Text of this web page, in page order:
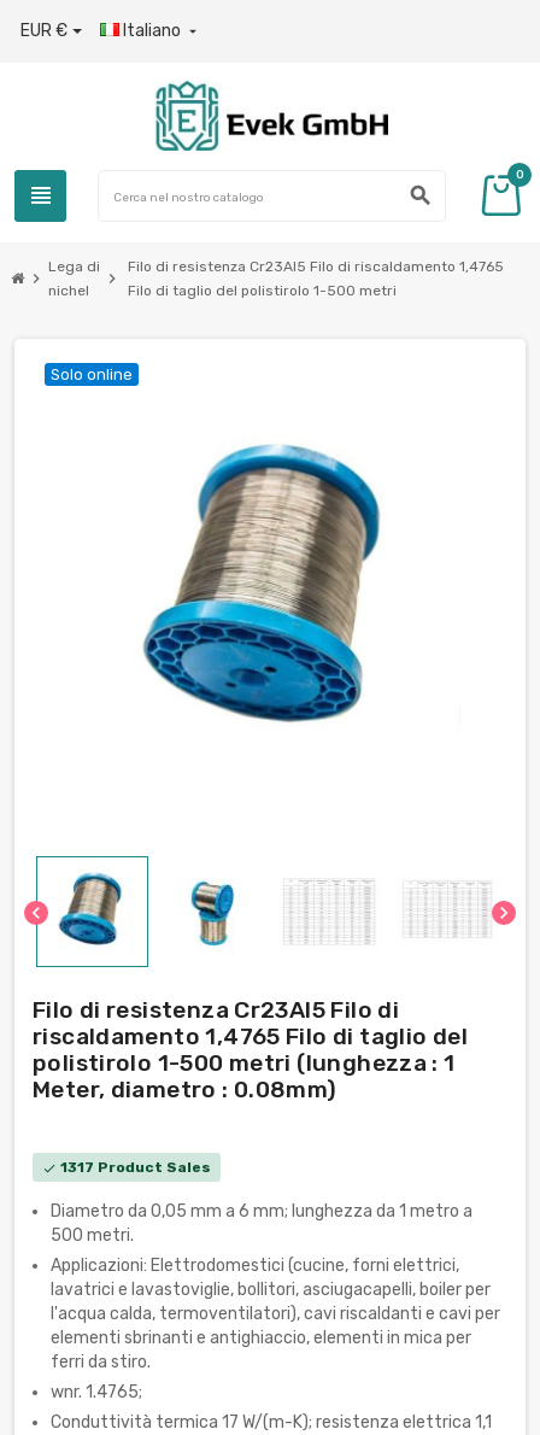
EUR € Italiano 
view_headline search
0
chevron_right
Lega di
nichel
chevron_right
Filo di resistenza Cr23Al5 Filo di riscaldamento 1,4765
Filo di taglio del polistirolo 1-500 metri
chevron_left chevron_right
Solo online
Filo di resistenza Cr23Al5 Filo di
riscaldamento 1,4765 Filo di taglio del
polistirolo 1-500 metri (lunghezza : 1
Meter, diametro : 0.08mm)
check 1317 Product Sales
Diametro da 0,05 mm a 6 mm; lunghezza da 1 metro a
500 metri.
Applicazioni: Elettrodomestici (cucine, forni elettrici,
lavatrici e lavastoviglie, bollitori, asciugacapelli, boiler per
l'acqua calda, termoventilatori), cavi riscaldanti e cavi per
elementi sbrinanti e antighiaccio, elementi in mica per
ferri da stiro.
wnr. 1.4765;
Conduttività termica 17 W/(m-K); resistenza elettrica 1,1